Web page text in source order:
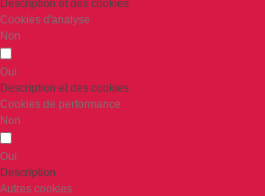
Description et des cookies
Cookies d'analyse
Non
Oui
Description et des cookies
Cookies de performance
Non
Oui
Description
Autres cookies